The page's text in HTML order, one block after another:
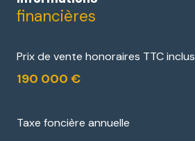
financières
Prix de vente honoraires TTC inclus
190 000 €
Taxe foncière annuelle